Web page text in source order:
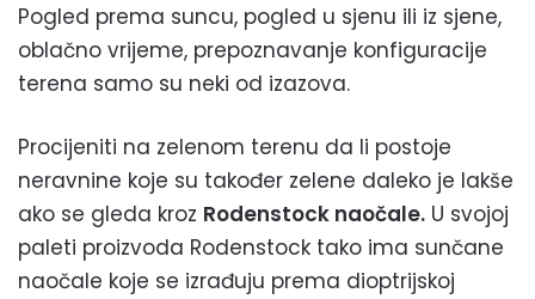
Pogled prema suncu, pogled u sjenu ili iz sjene,
oblačno vrijeme, prepoznavanje konfiguracije
terena samo su neki od izazova.
Procijeniti na zelenom terenu da li postoje
neravnine koje su također zelene daleko je lakše
ako se gleda kroz Rodenstock naočale. U svojoj
paleti proizvoda Rodenstock tako ima sunčane
naočale koje se izrađuju prema dioptrijskoj